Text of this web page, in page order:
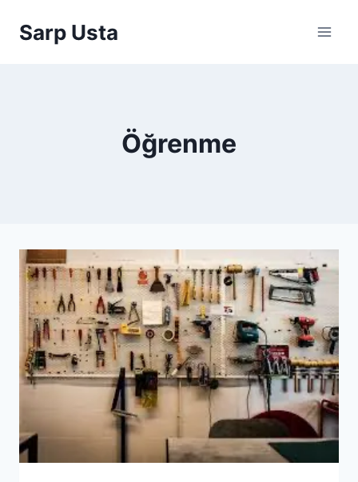
Sarp Usta
Öğrenme